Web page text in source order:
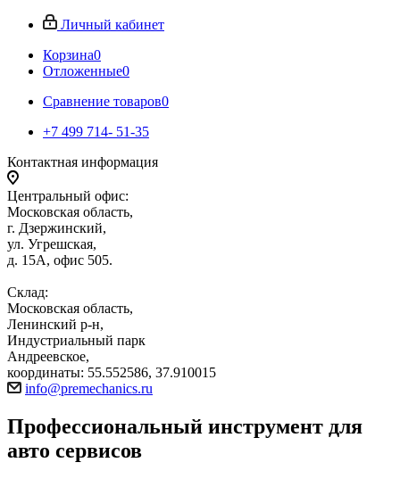
Личный кабинет
Корзина0
Отложенные0
Сравнение товаров0
+7 499 714- 51-35
Контактная информация
Центральный офис:
Московская область,
г. Дзержинский,
ул. Угрешская,
д. 15А, офис 505.
Склад:
Московская область,
Ленинский р-н,
Индустриальный парк
Андреевское,
координаты: 55.552586, 37.910015
info@premechanics.ru
Профессиональный инструмент для
авто сервисов